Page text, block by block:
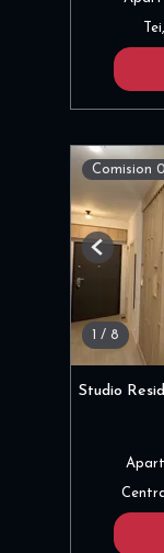
Comision
1 / 8
Previous
Studio